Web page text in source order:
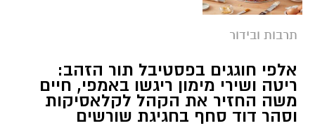
תרבות ובידור
אלפי חוגגים בפסטיבל תור הזהב:
ריטה ושירי מימון ריגשו באמפי, חיים
משה החזיר את הקהל לקלאסיקות
וסהר דוד סחף בחגיגת שורשים